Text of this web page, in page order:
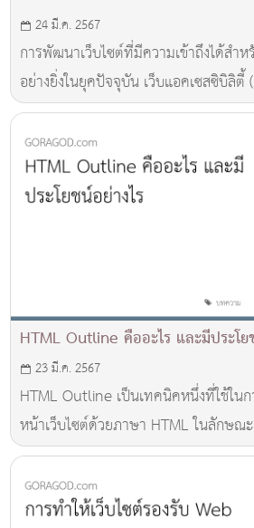
24 มี.ค. 2567
การพัฒนาเว็บไซต์ที่มีความเข้าถึงได้สำ
อย่างยิ่งในยุคปัจจุบัน เว็บแอคเซสซิบิลิ
ช่วยให้ผู้ใช้ทุกคนสามารถเข้าถึงข้อมูลแ
เว็บไซต์ได้อย่างรวดเร็วและสะดวกสบาย
HTML Outline คืออะไร และมีประโย
23 มี.ค. 2567
HTML Outline เป็นเทคนิคหนึ่งที่ใช้ในก
หน้าเว็บไซต์ด้วยภาษา HTML ในลักษ
สมดุล เพื่อให้เว็บไซต์มีโครงสร้างที่มีป
เข้าใจง่ายทั้งสำหรับเว็บไบราว์เซอร์ ผู้พั
Engine